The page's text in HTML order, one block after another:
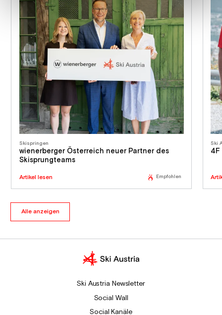
Skispringen
wienerberger Österreich neuer Partner des
Skisprungteams
Artikel lesen Empfohlen
Ski
4F
Alle anzeigen
Ski Austria Newsletter
Social Wall
Social Kanäle